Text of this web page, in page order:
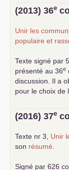
... lire la suite
(2013) 36e
Unir les
populaire et
Texte signé par
présenté au 36e
discussion. Il a
pour le choix de
(2016) 37e
Texte nr 3, Unir
son résumé
Signé par 626